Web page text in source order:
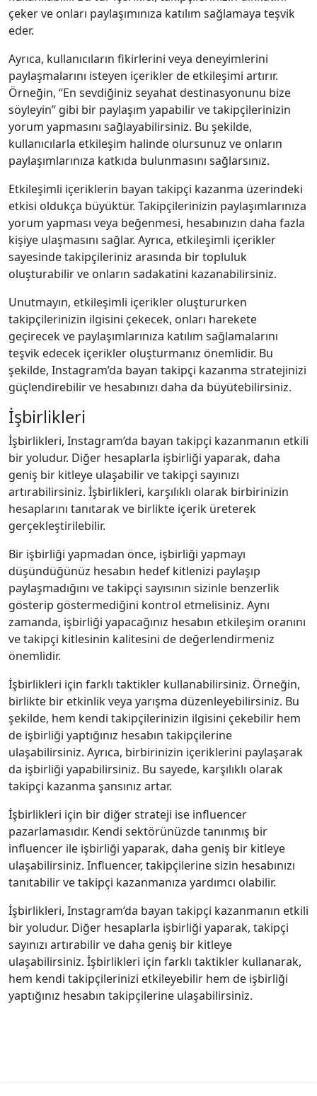
çeker ve onları paylaşımınıza katılım sağlamaya teşvik
eder.
Ayrıca, kullanıcıların fikirlerini veya deneyimlerini
paylaşmalarını isteyen içerikler de etkileşimi artırır.
Örneğin, “En sevdiğiniz seyahat destinasyonunu bize
söyleyin” gibi bir paylaşım yapabilir ve takipçilerinizin
yorum yapmasını sağlayabilirsiniz. Bu şekilde,
kullanıcılarla etkileşim halinde olursunuz ve onların
paylaşımlarınıza katkıda bulunmasını sağlarsınız.
Etkileşimli içeriklerin bayan takipçi kazanma üzerindeki
etkisi oldukça büyüktür. Takipçilerinizin paylaşımlarınıza
yorum yapması veya beğenmesi, hesabınızın daha fazla
kişiye ulaşmasını sağlar. Ayrıca, etkileşimli içerikler
sayesinde takipçileriniz arasında bir topluluk
oluşturabilir ve onların sadakatini kazanabilirsiniz.
Unutmayın, etkileşimli içerikler oluştururken
takipçilerinizin ilgisini çekecek, onları harekete
geçirecek ve paylaşımlarınıza katılım sağlamalarını
teşvik edecek içerikler oluşturmanız önemlidir. Bu
şekilde, Instagram’da bayan takipçi kazanma stratejinizi
güçlendirebilir ve hesabınızı daha da büyütebilirsiniz.
İşbirlikleri
İşbirlikleri, Instagram’da bayan takipçi kazanmanın etkili
bir yoludur. Diğer hesaplarla işbirliği yaparak, daha
geniş bir kitleye ulaşabilir ve takipçi sayınızı
artırabilirsiniz. İşbirlikleri, karşılıklı olarak birbirinizin
hesaplarını tanıtarak ve birlikte içerik üreterek
gerçekleştirilebilir.
Bir işbirliği yapmadan önce, işbirliği yapmayı
düşündüğünüz hesabın hedef kitlenizi paylaşıp
paylaşmadığını ve takipçi sayısının sizinle benzerlik
gösterip göstermediğini kontrol etmelisiniz. Aynı
zamanda, işbirliği yapacağınız hesabın etkileşim oranını
ve takipçi kitlesinin kalitesini de değerlendirmeniz
önemlidir.
İşbirlikleri için farklı taktikler kullanabilirsiniz. Örneğin,
birlikte bir etkinlik veya yarışma düzenleyebilirsiniz. Bu
şekilde, hem kendi takipçilerinizin ilgisini çekebilir hem
de işbirliği yaptığınız hesabın takipçilerine
ulaşabilirsiniz. Ayrıca, birbirinizin içeriklerini paylaşarak
da işbirliği yapabilirsiniz. Bu sayede, karşılıklı olarak
takipçi kazanma şansınız artar.
İşbirlikleri için bir diğer strateji ise influencer
pazarlamasıdır. Kendi sektörünüzde tanınmış bir
influencer ile işbirliği yaparak, daha geniş bir kitleye
ulaşabilirsiniz. Influencer, takipçilerine sizin hesabınızı
tanıtabilir ve takipçi kazanmanıza yardımcı olabilir.
İşbirlikleri, Instagram’da bayan takipçi kazanmanın etkili
bir yoludur. Diğer hesaplarla işbirliği yaparak, takipçi
sayınızı artırabilir ve daha geniş bir kitleye
ulaşabilirsiniz. İşbirlikleri için farklı taktikler kullanarak,
hem kendi takipçilerinizi etkileyebilir hem de işbirliği
yaptığınız hesabın takipçilerine ulaşabilirsiniz.